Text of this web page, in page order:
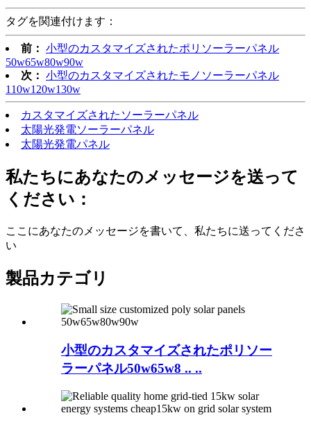
タグを関連付けます：
前： 小型のカスタマイズされたポリソーラーパネル
50w65w80w90w
次： 小型のカスタマイズされたモノソーラーパネル
110w120w130w
カスタマイズされたソーラーパネル
太陽光発電ソーラーパネル
太陽光発電パネル
私たちにあなたのメッセージを送って
ください：
ここにあなたのメッセージを書いて、私たちに送ってくださ
い
製品カテゴリ
小型のカスタマイズされたポリソー
ラーパネル50w65w8 .. ..